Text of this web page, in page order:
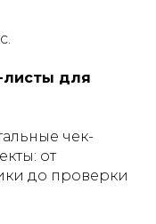
листы для
чек-
от
до проверки